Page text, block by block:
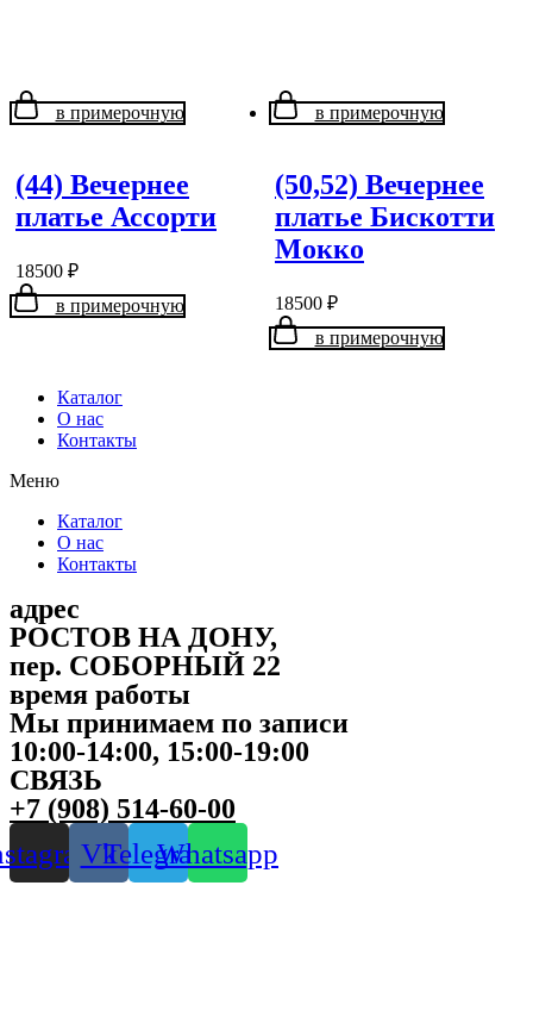
в примерочную
(44) Вечернее
платье Ассорти
18500 ₽
в примерочную
в примерочную
(50,52) Вечернее
платье Бискотти
Мокко
18500 ₽
в примерочную
Каталог
О нас
Контакты
Меню
Каталог
О нас
Контакты
адрес
РОСТОВ НА ДОНУ,
пер. СОБОРНЫЙ 22
время работы
Мы принимаем по записи
10:00-14:00, 15:00-19:00
СВЯЗЬ
+7 (908) 514-60-00
VkTelegramWhatsapp